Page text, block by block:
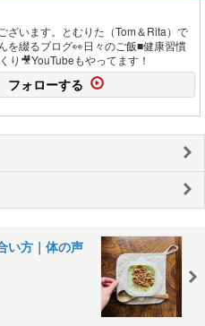
ざいます。とむりた（Tom＆Rita）で
を綴るブログ👀日々のご飯■健康習慣
り🎥YouTubeもやってます！
フォローする
い方｜体の声